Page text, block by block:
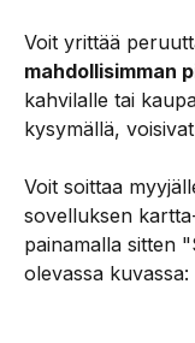
Voit yrittää
mahdollisimman
kahvilalle tai
kysymällä,
Voit soittaa
sovelluksen
painamalla sitten
olevassa kuvassa: